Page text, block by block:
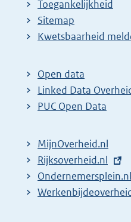
Toegankelijkheid
Sitemap
E
t
e
r
l
i
n
k
Kwetsbaarheid
Open data
Linked Data
PUC Open Data
MijnOverheid.nl
E
x
t
Rijksoverheid.nl
E
x
Ondernemersplein.nl
E